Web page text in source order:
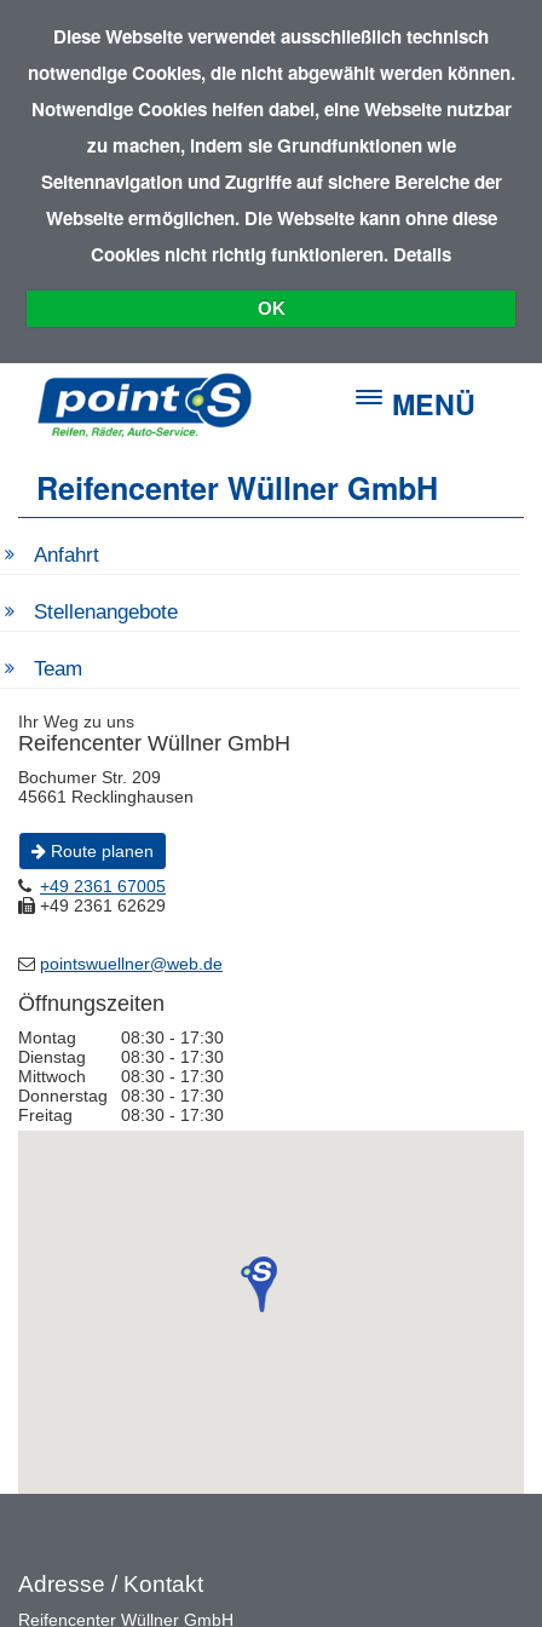
Diese Webseite verwendet ausschließlich technisch
notwendige Cookies, die nicht abgewählt werden können.
Notwendige Cookies helfen dabei, eine Webseite nutzbar
zu machen, indem sie Grundfunktionen wie
Seitennavigation und Zugriffe auf sichere Bereiche der
Webseite ermöglichen. Die Webseite kann ohne diese
Cookies nicht richtig funktionieren. Details
OK
MENÜ
Reifencenter Wüllner GmbH
Anfahrt
Stellenangebote
Team
Ihr Weg zu uns
Reifencenter Wüllner GmbH
Bochumer Str. 209
45661 Recklinghausen
Route planen
+49 2361 67005
+49 2361 62629
pointswuellner@web.de
Öffnungszeiten
Montag
08:30 - 17:30
Dienstag
08:30 - 17:30
Mittwoch
08:30 - 17:30
Donnerstag
08:30 - 17:30
Freitag
08:30 - 17:30
Adresse / Kontakt
Reifencenter Wüllner GmbH